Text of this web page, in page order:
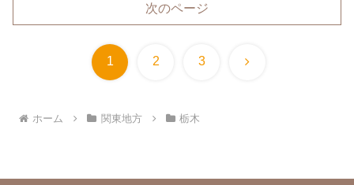
次のページ
1 2 3 次
ホーム 関東地方 栃木